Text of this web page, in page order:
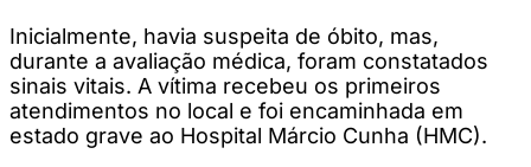
Inicialmente, havia suspeita de óbito, mas,
durante a avaliação médica, foram constatados
sinais vitais. A vítima recebeu os primeiros
atendimentos no local e foi encaminhada em
estado grave ao Hospital Márcio Cunha (HMC).